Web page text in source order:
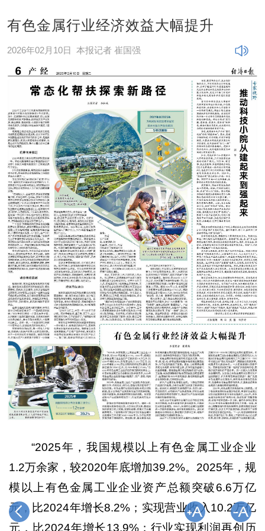
有色金属行业经济效益大幅提升
2026年02月10日 本报记者 崔国强
“2025年，我国规模以上有色金属工业企业
1.2万余家，较2020年底增加39.2%。2025年，规
模以上有色金属工业企业资产总额突破6.6万亿
元，比2024年增长8.2%；实现营业收入10.2万亿
元，比2024年增长13.9%；行业实现利润再创历